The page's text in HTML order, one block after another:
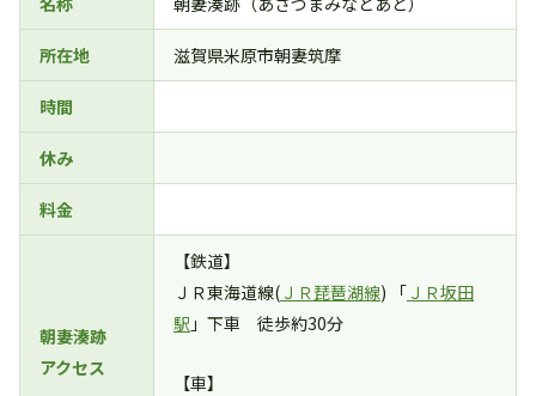
所在地 滋賀県米原市朝妻筑摩
時間
休み
料金
朝妻湊跡
アクセス
【鉄道】
ＪＲ東海道線( ＪＲ琵琶湖線) 「 ＪＲ坂田
駅 」下車 徒歩約30分
【車】